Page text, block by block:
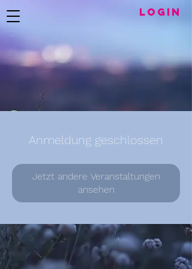
LogIN
Anmeldung geschlossen
Jetzt andere Veranstaltungen
ansehen